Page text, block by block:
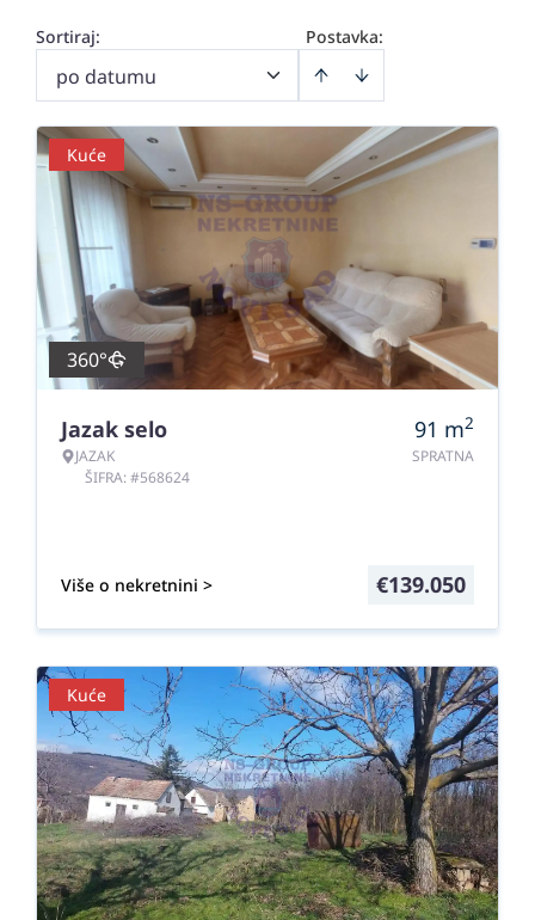
Postavka:
Sortiraj:
po datumu
Kuće
360°
Jazak selo
JAZAK
ŠIFRA: #568624
91 m2
SPRATNA
Više o nekretnini > €139.050
Kuće